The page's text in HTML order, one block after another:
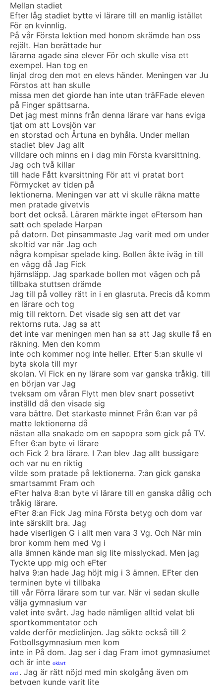
Mellan stadiet
Efter låg stadiet bytte vi lärare till en manlig istället
För en kvinnlig.
På vår Första lektion med honom skrämde han oss
rejält. Han berättade hur
lärarna agade sina elever För och skulle visa ett
exempel. Han tog en
linjal drog den mot en elevs händer. Meningen var Ju
Förstos att han skulle
missa men det giorde han inte utan träFFade eleven
på Finger spättsarna.
Det jag mest minns från denna lärare var hans eviga
tjat om att Lovsjön var
en storstad och Årtuna en byhåla. Under mellan
stadiet blev Jag allt
villdare och minns en i dag min Första kvarsittning.
Jag och två killar
till hade Fått kvarsittning För att vi pratat bort
Förmycket av tiden på
lektionerna. Meningen var att vi skulle räkna matte
men pratade givetvis
bort det också. Läraren märkte inget eFtersom han
satt och spelade Harpan
på datorn. Det pinsammaste Jag varit med om under
skoltid var när Jag och
några kompisar spelade king. Bollen åkte iväg in till
en vägg då Jag Fick
hjärnsläpp. Jag sparkade bollen mot vägen och på
tillbaka stuttsen drämde
Jag till på volley rätt in i en glasruta. Precis då komm
en lärare och tog
mig till rektorn. Det visade sig sen att det var
rektorns ruta. Jag sa att
det inte var meningen men han sa att Jag skulle få en
räkning. Men den komm
inte och kommer nog inte heller. Efter 5:an skulle vi
byta skola till myr
skolan. Vi Fick en ny lärare som var ganska tråkig. till
en början var Jag
tveksam om våran Flytt men blev snart possetivt
inställd då den visade sig
vara bättre. Det starkaste minnet Från 6:an var på
matte lektionerna då
nästan alla snakade om en sapopra som gick på TV.
Efter 6:an byte vi lärare
och Fick 2 bra lärare. I 7:an blev Jag allt bussigare
och var nu en riktig
vilde som pratade på lektionerna. 7:an gick ganska
smartsammt Fram och
eFter halva 8:an byte vi lärare till en ganska dålig och
tråkig lärare.
eFter 8:an Fick Jag mina Första betyg och dom var
inte särskilt bra. Jag
hade viserligen G i allt men vara 3 Vg. Och När min
bror komm hem med Vg i
alla ämnen kände man sig lite misslyckad. Men jag
Tyckte upp mig och eFter
halva 9:an hade Jag höjt mig i 3 ämnen. EFter den
terminen byte vi tillbaka
till vår Förra lärare som tur var. När vi sedan skulle
välja gymnasium var
valet inte svårt. Jag hade nämligen alltid velat bli
sportkommentator och
valde derför medielinjen. Jag sökte också till 2
Fotbollsgymnasium men kom
inte in På dom. Jag ser i dag Fram imot gymnasiumet
och är inte oklart
ord . Jag är rätt nöjd med min skolgång även om
betygen kunde varit lite